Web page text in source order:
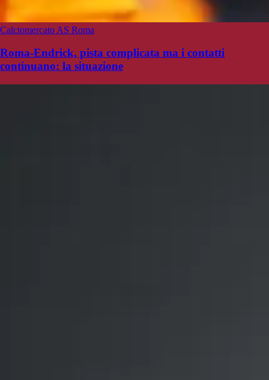
Calciomercato AS Roma
Roma-Endrick, pista complicata ma i contatti
continuano: la situazione